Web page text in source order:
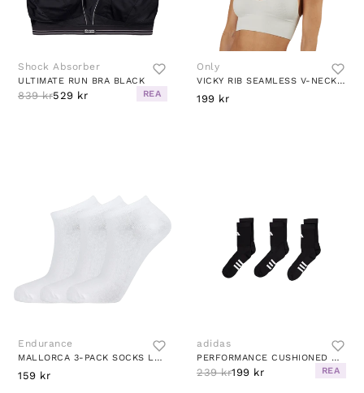
Shock Absorber
ULTIMATE RUN BRA BLACK
839 kr529 kr REA
Only
VICKY RIB SEAMLESS V-NECK TOP GREY
199 kr
Endurance
MALLORCA 3-PACK SOCKS LOW CUT WHITE
159 kr
adidas
PERFORMANCE CUSHIONED CREW SOCKS 3 PAIRS BLACK
239 kr199 kr REA